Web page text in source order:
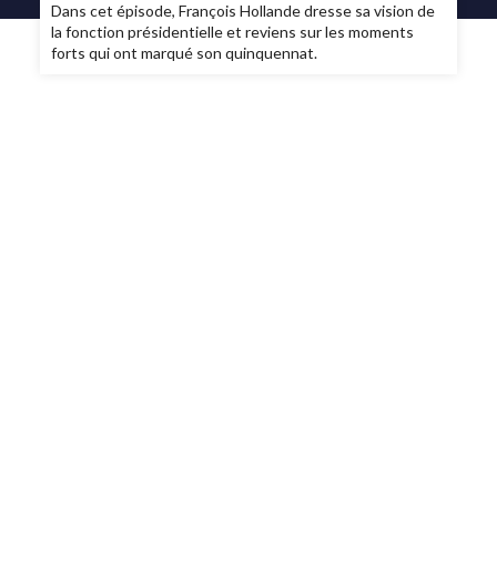
Dans cet épisode, François Hollande dresse sa vision de
la fonction présidentielle et reviens sur les moments
forts qui ont marqué son quinquennat.